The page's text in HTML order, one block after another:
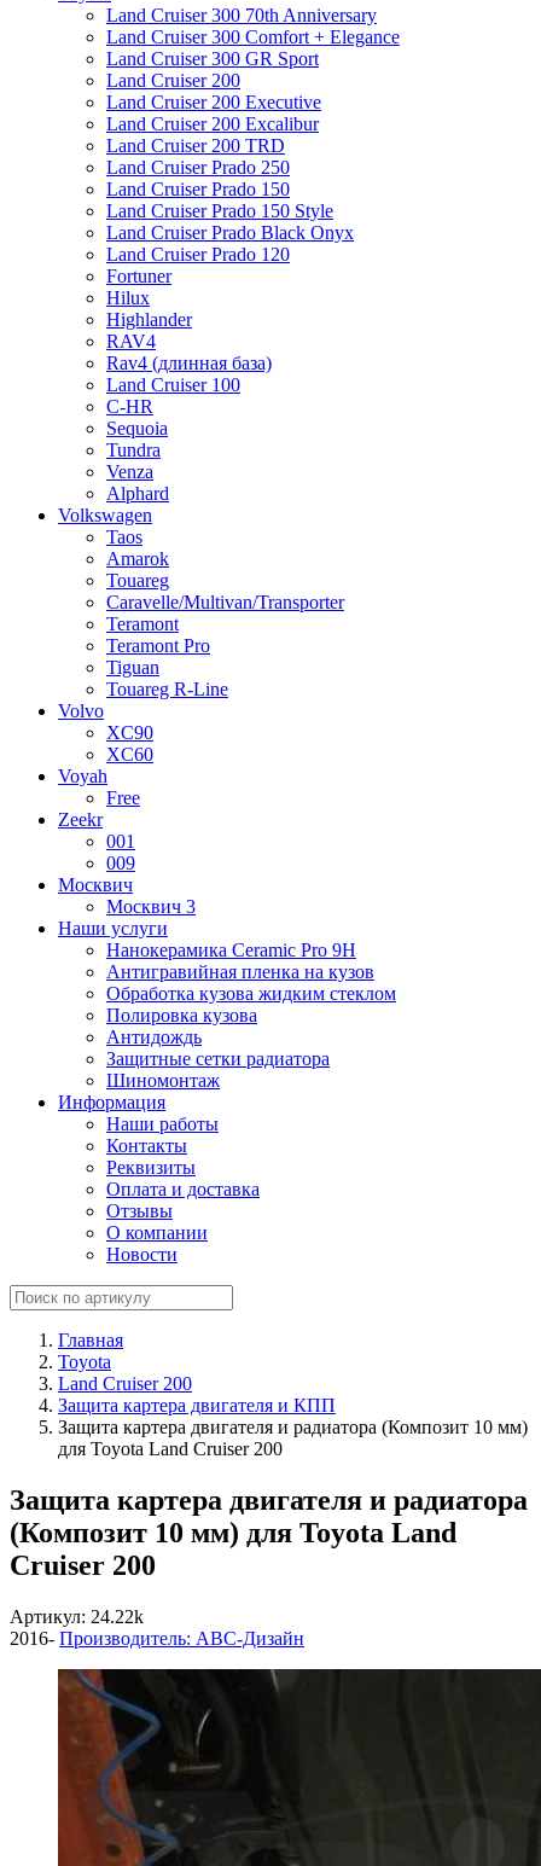
Land Cruiser 300 70th Anniversary
Land Cruiser 300 Comfort + Elegance
Land Cruiser 300 GR Sport
Land Cruiser 200
Land Cruiser 200 Executive
Land Cruiser 200 Excalibur
Land Cruiser 200 TRD
Land Cruiser Prado 250
Land Cruiser Prado 150
Land Cruiser Prado 150 Style
Land Cruiser Prado Black Onyx
Land Cruiser Prado 120
Fortuner
Hilux
Highlander
RAV4
Rav4 (длинная база)
Land Cruiser 100
C-HR
Sequoia
Tundra
Venza
Alphard
Volkswagen
Taos
Amarok
Touareg
Caravelle/Multivan/Transporter
Teramont
Teramont Pro
Tiguan
Touareg R-Line
Volvo
XC90
XC60
Voyah
Free
Zeekr
001
009
Москвич
Москвич 3
Наши услуги
Нанокерамика Ceramic Pro 9H
Антигравийная пленка на кузов
Обработка кузова жидким стеклом
Полировка кузова
Антидождь
Защитные сетки радиатора
Шиномонтаж
Информация
Наши работы
Контакты
Реквизиты
Оплата и доставка
Отзывы
О компании
Новости
Главная
Toyota
Land Cruiser 200
Защита картера двигателя и КПП
Защита картера двигателя и радиатора (Композит 10 мм)
для Toyota Land Cruiser 200
Защита картера двигателя и радиатора
(Композит 10 мм) для Toyota Land
Cruiser 200
Артикул: 24.22k
2016- Производитель: ABC-Дизайн